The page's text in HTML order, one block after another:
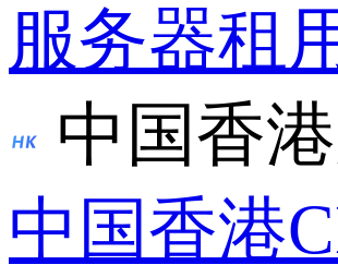
服务器租
中国香
中国香港